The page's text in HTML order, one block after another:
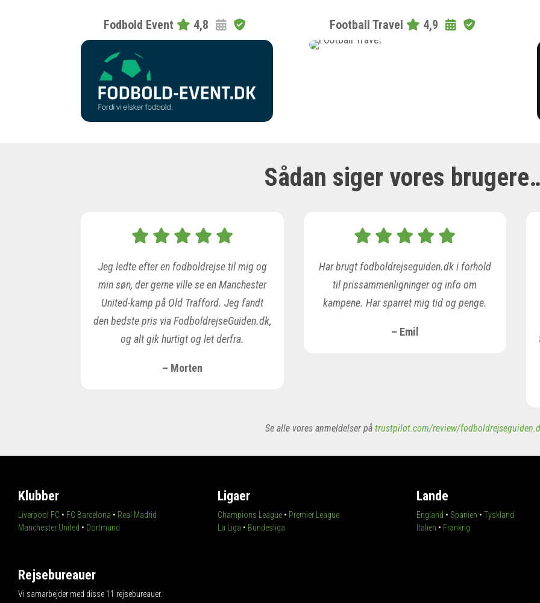
Fodbold Event 4,8 Football Travel 4,9
Sådan siger vores
Jeg ledte efter en fodboldrejse til mig og
min søn, der gerne ville se en Manchester
United-kamp på Old Trafford. Jeg fandt
den bedste pris via FodboldrejseGuiden.dk,
og alt gik hurtigt og let derfra.
– Morten
Har brugt fodboldrejseguiden.dk i forhold
til prissammenligninger og info om
kampene. Har sparret mig tid og penge.
– Emil
Se alle vores anmeldelser på trustpilot.com/review/
Klubber
Liverpool FC • FC Barcelona • Real Madrid
Manchester United • Dortmund
Ligaer
Champions League• Premier League
La Liga • Bundesliga
Lande
England • Spanien •Tyskland
Italien • Frankrig
Rejsebureauer
Vi samarbejder med disse 11 rejsebureauer.